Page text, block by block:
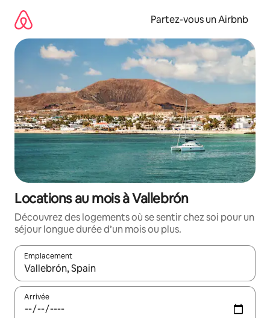
directement
contenu
Partez-vous un Airbnb
Locations au mois à Vallebrón
Découvrez des logements où se sentir chez soi pour un
séjour longue durée d’un mois ou plus.
Emplacement
Quand les résultats sont affichés, parcourez-les en utilisant
Arrivée